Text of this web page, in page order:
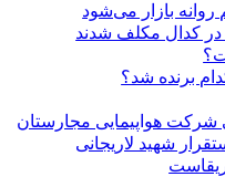
در کدال مکلف شدند
برنده شد؟
شهید لاریجانی